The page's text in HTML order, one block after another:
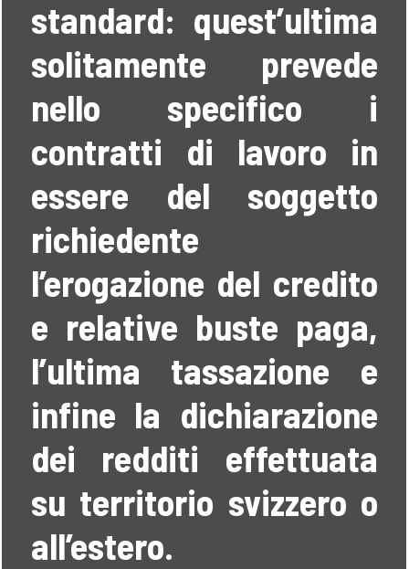
standard: quest’ultima
solitamente prevede
nello specifico i
contratti di lavoro in
essere del soggetto
richiedente
l’erogazione del credito
e relative buste paga,
l’ultima tassazione e
infine la dichiarazione
dei redditi effettuata
su territorio svizzero o
all’estero.